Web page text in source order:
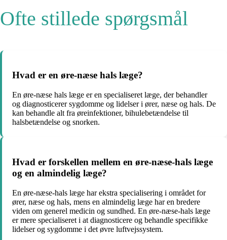
Ofte stillede spørgsmål
Hvad er en øre-næse hals læge?
En øre-næse hals læge er en specialiseret læge, der behandler
og diagnosticerer sygdomme og lidelser i ører, næse og hals. De
kan behandle alt fra øreinfektioner, bihulebetændelse til
halsbetændelse og snorken.
Hvad er forskellen mellem en øre-næse-hals læge
og en almindelig læge?
En øre-næse-hals læge har ekstra specialisering i området for
ører, næse og hals, mens en almindelig læge har en bredere
viden om generel medicin og sundhed. En øre-næse-hals læge
er mere specialiseret i at diagnosticere og behandle specifikke
lidelser og sygdomme i det øvre luftvejssystem.